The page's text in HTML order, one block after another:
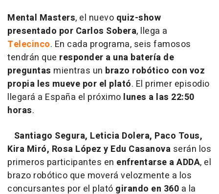
Mental Masters, el nuevo quiz-show
presentado por Carlos Sobera, llega a
Telecinco. En cada programa, seis famosos
tendrán que responder a una batería de
preguntas mientras un brazo robótico con voz
propia les mueve por el plató. El primer episodio
llegará a España el próximo lunes a las 22:50
horas.
Santiago Segura, Leticia Dolera, Paco Tous,
Kira Miró, Rosa López y Edu Casanova serán los
primeros participantes en enfrentarse a ADDA, el
brazo robótico que moverá velozmente a los
concursantes por el plató girando en 360 a la